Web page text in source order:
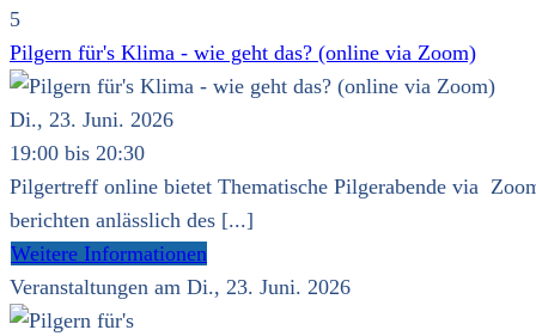
5
Pilgern für's Klima - wie geht das? (online via Zoom)
Di., 23. Juni. 2026
19:00 bis 20:30
Pilgertreff online bietet Thematische Pilgerabende via
berichten anlässlich des [...]
Weitere Informationen
Veranstaltungen am Di., 23. Juni. 2026